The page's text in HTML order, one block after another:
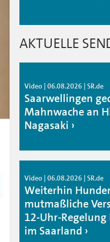
AKTUELLE
Video | 06.08.2026 | SR.de
Saarwellingen
Mahnwache an
Nagasaki
Video | 06.08.2026 | SR.de
Weiterhin
mutmaßliche
12-Uhr-Regelung
im Saarland